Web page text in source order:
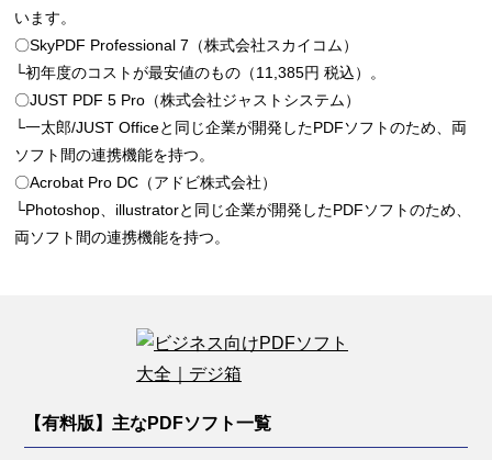
います。
〇SkyPDF Professional 7（株式会社スカイコム）
└初年度のコストが最安値のもの（11,385円 税込）。
〇JUST PDF 5 Pro（株式会社ジャストシステム）
└一太郎/JUST Officeと同じ企業が開発したPDFソフトのため、両
ソフト間の連携機能を持つ。
〇Acrobat Pro DC（アドビ株式会社）
└Photoshop、illustratorと同じ企業が開発したPDFソフトのため、
両ソフト間の連携機能を持つ。
【有料版】主なPDFソフト一覧